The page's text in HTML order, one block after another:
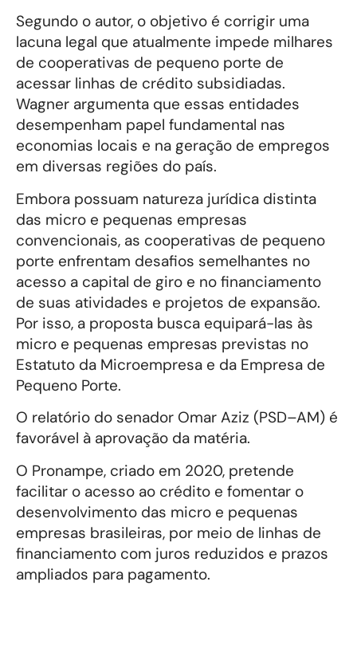
Segundo o autor, o objetivo é corrigir uma
lacuna legal que atualmente impede milhares
de cooperativas de pequeno porte de
acessar linhas de crédito subsidiadas.
Wagner argumenta que essas entidades
desempenham papel fundamental nas
economias locais e na geração de empregos
em diversas regiões do país.
Embora possuam natureza jurídica distinta
das micro e pequenas empresas
convencionais, as cooperativas de pequeno
porte enfrentam desafios semelhantes no
acesso a capital de giro e no financiamento
de suas atividades e projetos de expansão.
Por isso, a proposta busca equipará-las às
micro e pequenas empresas previstas no
Estatuto da Microempresa e da Empresa de
Pequeno Porte.
O relatório do senador Omar Aziz (PSD–AM) é
favorável à aprovação da matéria.
O Pronampe, criado em 2020, pretende
facilitar o acesso ao crédito e fomentar o
desenvolvimento das micro e pequenas
empresas brasileiras, por meio de linhas de
financiamento com juros reduzidos e prazos
ampliados para pagamento.